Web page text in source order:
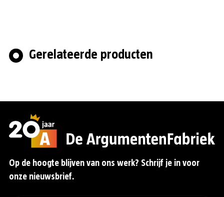
Gerelateerde producten
Op de hoogte blijven van ons werk? Schrijf je in voor
onze nieuwsbrief.